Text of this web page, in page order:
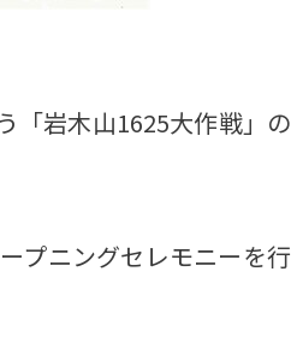
「岩木山1625大作戦」の
プニングセレモニーを行